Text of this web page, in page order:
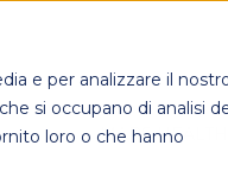
e per analizzare il
si occupano di analisi
loro o che hanno
MAPS